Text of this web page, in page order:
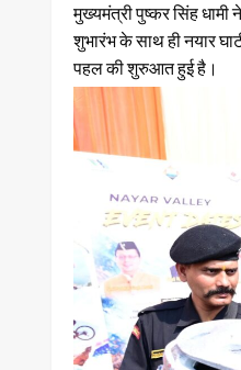
मुख्यमंत्री पुष्कर सिंह
शुभारंभ के साथ ही नयार
पहल की शुरुआत हुई है।